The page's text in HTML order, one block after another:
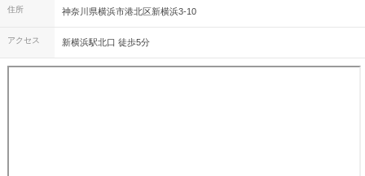
住所 神奈川県横浜市港北区新横浜3-10
アクセス 新横浜駅北口 徒歩5分